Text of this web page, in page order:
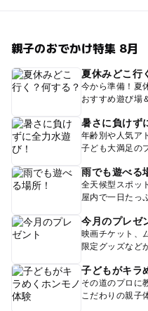
親子のおでかけ特集 8月
夏休みどこ行
今から準備！夏
おすすめ遊び場
暑さに負けず
年齢別や人気ア
子ども大満足の
雨でも遊べる
全天候型スポッ
屋内で一日たっ
今月のプレゼ
映画チケット、
限定グッズなど
子どもがキラ
その道のプロに
こだわりの親子